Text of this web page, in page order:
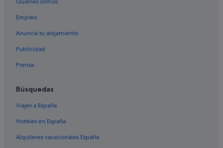
Empleo
Anuncia tu alojamiento
Publicidad
Prensa
Búsquedas
Viajes a España
Hoteles en España
Alquileres vacacionales España